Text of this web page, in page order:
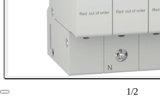
1/2